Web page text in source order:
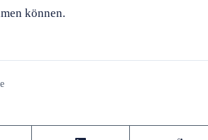
können.